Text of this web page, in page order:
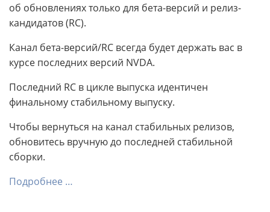
об обновлениях только для бета-версий и релиз-
кандидатов (RC).
Канал бета-версий/RC всегда будет держать вас в
курсе последних версий NVDA.
Последний RC в цикле выпуска идентичен
финальному стабильному выпуску.
Чтобы вернуться на канал стабильных релизов,
обновитесь вручную до последней стабильной
сборки.
Подробнее …